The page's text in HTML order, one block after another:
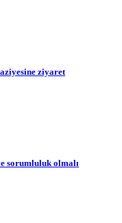
ziyaret
sorumluluk olmalı